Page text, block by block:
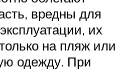
вредны для
их
на пляж или
одежду. При